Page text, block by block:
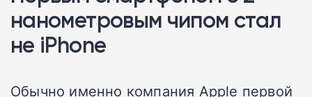
нанометровым чипом стал
не iPhone
Обычно именно компания Apple первой